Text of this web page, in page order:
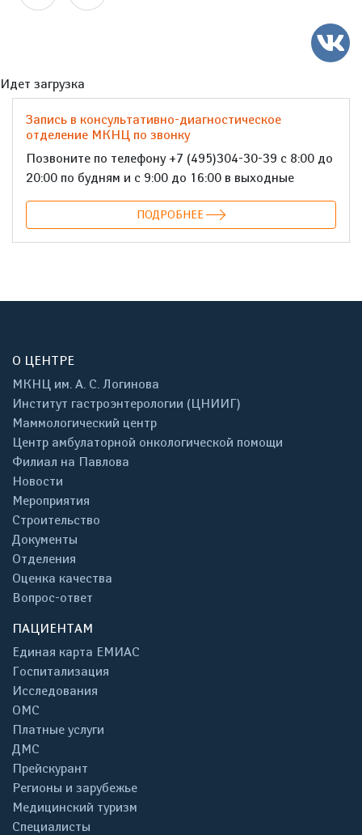
Идет загрузка
Запись в консультативно-диагностическое
отделение МКНЦ по звонку
Позвоните по телефону +7 (495)304-30-39 с 8:00 до
20:00 по будням и с 9:00 до 16:00 в выходные
ПОДРОБНЕЕ
О ЦЕНТРЕ
МКНЦ им. А. С. Логинова
Институт гастроэнтерологии (ЦНИИГ)
Маммологический центр
Центр амбулаторной онкологической помощи
Филиал на Павлова
Новости
Мероприятия
Строительство
Документы
Отделения
Оценка качества
Вопрос-ответ
ПАЦИЕНТАМ
Единая карта ЕМИАС
Госпитализация
Исследования
ОМС
Платные услуги
ДМС
Прейскурант
Регионы и зарубежье
Медицинский туризм
Специалисты